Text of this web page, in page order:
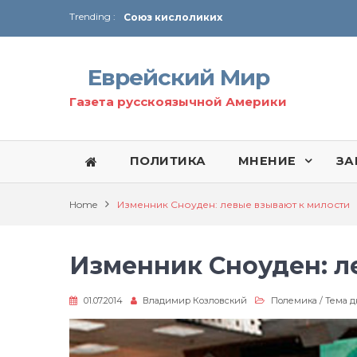
Trending :
Соглашение США с Ираном
Технология Революции в Иране
От Ирана до Ливана и Газы
Еврейский Мир
Газета русскоязычной Америки
ПОЛИТИКА МНЕНИЕ
Home Изменник Сноуден: левые взывают к милости
Изменник Сноуден:
01.07.2014 Владимир Козловский Полемика / Тема